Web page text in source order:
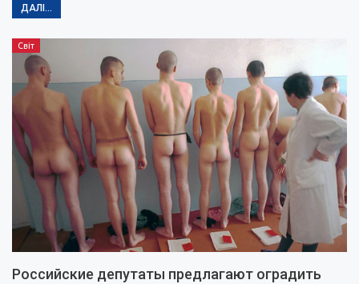
ДАЛІ...
Світ
Российские депутаты предлагают оградить